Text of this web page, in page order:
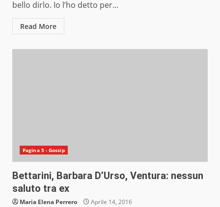
bello dirlo. Io l’ho detto per...
Read More
Pagina 5 - Gossip
Bettarini, Barbara D’Urso, Ventura: nessun
saluto tra ex
Maria Elena Perrero Aprile 14, 2016